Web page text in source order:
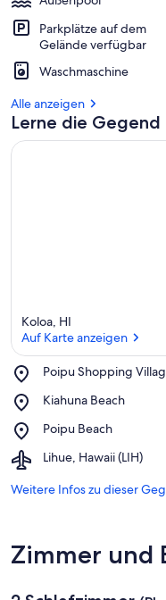
Parkplätze auf dem
Gelände verfügbar
Waschmaschine
Alle anzeigen
Lerne die Gegend
Koloa, HI
Auf Karte anzeigen
Poipu Shopping
Place,
Shopping
Kiahuna Beach
Place,
Beach
Poipu Beach
Place,
Beach
Lihue, Hawaii (LIH)
Airport,
Hawaii
Weitere Infos zu dieser
Zimmer und